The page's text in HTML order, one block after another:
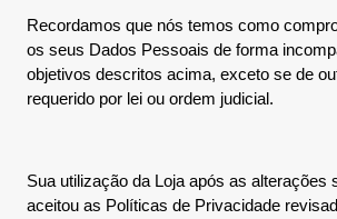
Recordamos que nós temos como
os seus Dados Pessoais de forma
objetivos descritos acima, exceto se de
requerido por lei ou ordem judicial.
Sua utilização da Loja após as alterações
aceitou as Políticas de Privacidade